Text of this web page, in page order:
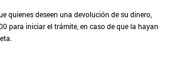
quienes deseen una devolución de su dinero,
para iniciar el trámite, en caso de que la hayan